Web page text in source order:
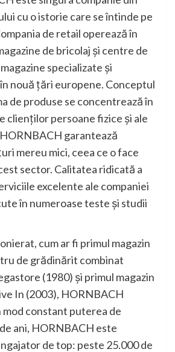
cu o istorie care se întinde pe
de retail operează în
de bricolaj și centre de
specializate și
nouă țări europene. Conceptul
de produse se concentrează în
clienților persoane fizice și ale
garantează
mereu mici, ceea ce o face
sector. Calitatea ridicată a
excelente ale companiei
în numeroase teste și studii
cum ar fi primul magazin
de grădinărit combinat
(1980) și primul magazin
In (2003), HORNBACH
mod constant puterea de
ani, HORNBACH este
de top: peste 25.000 de